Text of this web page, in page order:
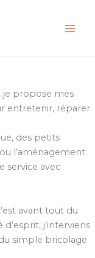
je propose mes
entretenir, réparer
des petits
l’aménagement
service avec
avant tout du
j’interviens
simple bricolage